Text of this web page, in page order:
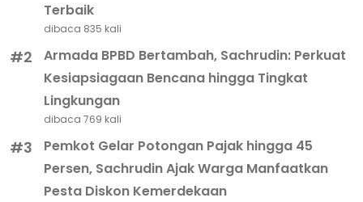
Terbaik
dibaca 835 kali
#2
Armada BPBD Bertambah, Sachrudin: Perkuat
Kesiapsiagaan Bencana hingga Tingkat
Lingkungan
dibaca 769 kali
#3
Pemkot Gelar Potongan Pajak hingga 45
Persen, Sachrudin Ajak Warga Manfaatkan
Pesta Diskon Kemerdekaan